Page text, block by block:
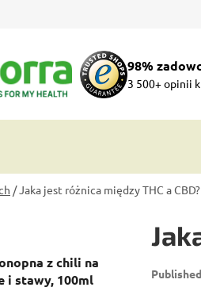
98%
3 500+ opinii
/Jaka jest różnica między THC a CBD?
z chili na
i stawy, 100ml